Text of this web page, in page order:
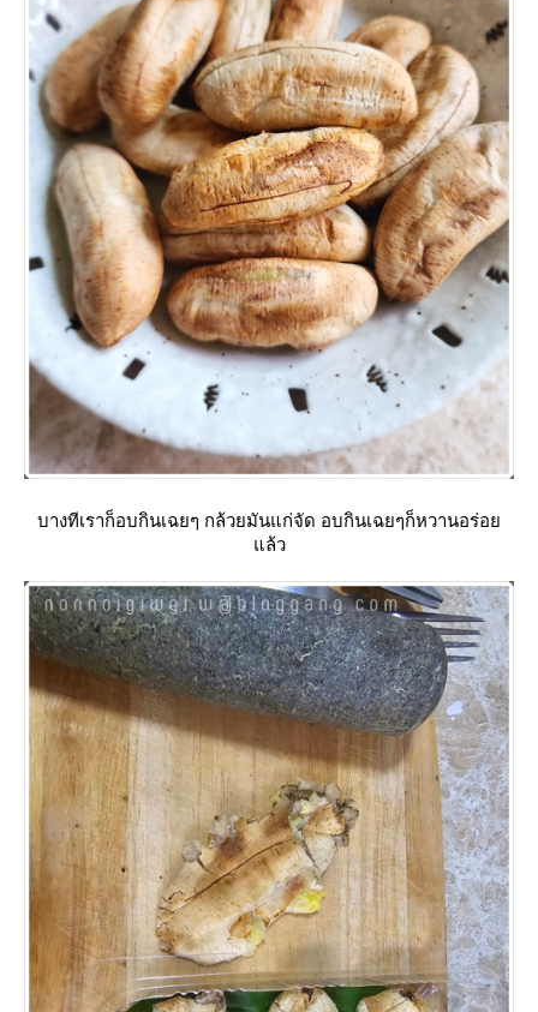
บางทีเราก็อบกินเฉยๆ กล้วยมันแก่จัด อบกินเฉยๆก็หวานอร่อ
ล้ว